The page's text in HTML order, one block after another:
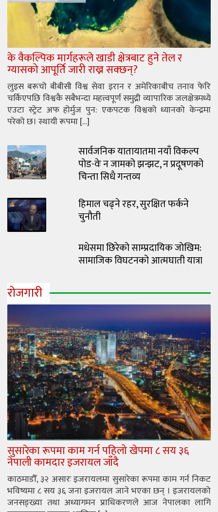
के वैकल्पिक मार्गहरूले खाडी क्षेत्रबाट हुने तेल र
ग्यासको आपूर्ति जारी राख्न सक्छन्?
लुइस बरूचो बीबीसी विश्व सेवा इरान र अमेरिकाबीच तनाव फेरि
चर्किएपछि विश्वकै सबैभन्दा महत्त्वपूर्ण समुद्री व्यापारिक जलक्षेत्रमध्ये
एउटा स्ट्रेट अफ होर्मुज पुन: एकपटक विश्वको ध्यानको केन्द्रमा
परेको छ। स्थायी रूपमा […]
सार्वजनिक यातायातमा नयाँ विकल्प
पोड-वेः न जामको झन्झट, न प्रदूषणको
चिन्ता सिधै गन्तव्य
हिमाल चढ्ने रहर, सुरक्षित फर्कने
चुनौती
मधेसमा छिरेको साम्प्रदायिक जोखिम:
सामाजिक विघटनको आत्मघाती यात्रा
रोजगारी
सुसारेका रूपमा काम गर्न पहिलो खेपमा ८ सय ३६
नेपाली कामदार इजरायल जाँदै
काठमाडौँ, ३२ असारः इजरायलमा सुसारेका रूपमा काम गर्न निकट
भविष्यमा ८ सय ३६ जना इजरायल जाने भएका छन् । इजरायलको
जनसङ्ख्या तथा अध्यागमन प्राधिकरणले आज नेपालका लागि